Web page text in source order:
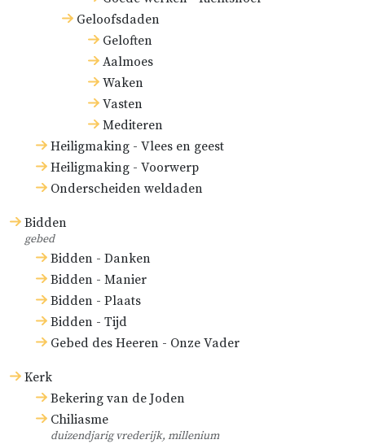
Geloofsdaden
Geloften
Aalmoes
Waken
Vasten
Mediteren
Heiligmaking - Vlees en geest
Heiligmaking - Voorwerp
Onderscheiden weldaden
Bidden
gebed
Bidden - Danken
Bidden - Manier
Bidden - Plaats
Bidden - Tijd
Gebed des Heeren - Onze Vader
Kerk
Bekering van de Joden
Chiliasme
duizendjarig vrederijk, millenium